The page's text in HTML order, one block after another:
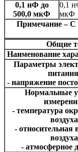
0,1 нФ до
500,0 мкФ
0,1
мкФ
Примечание – C
Общие
Наименование
Параметры
- напряжение
Нормальные
- температура
воздуха
- относительная
воздуха
- атмосферное